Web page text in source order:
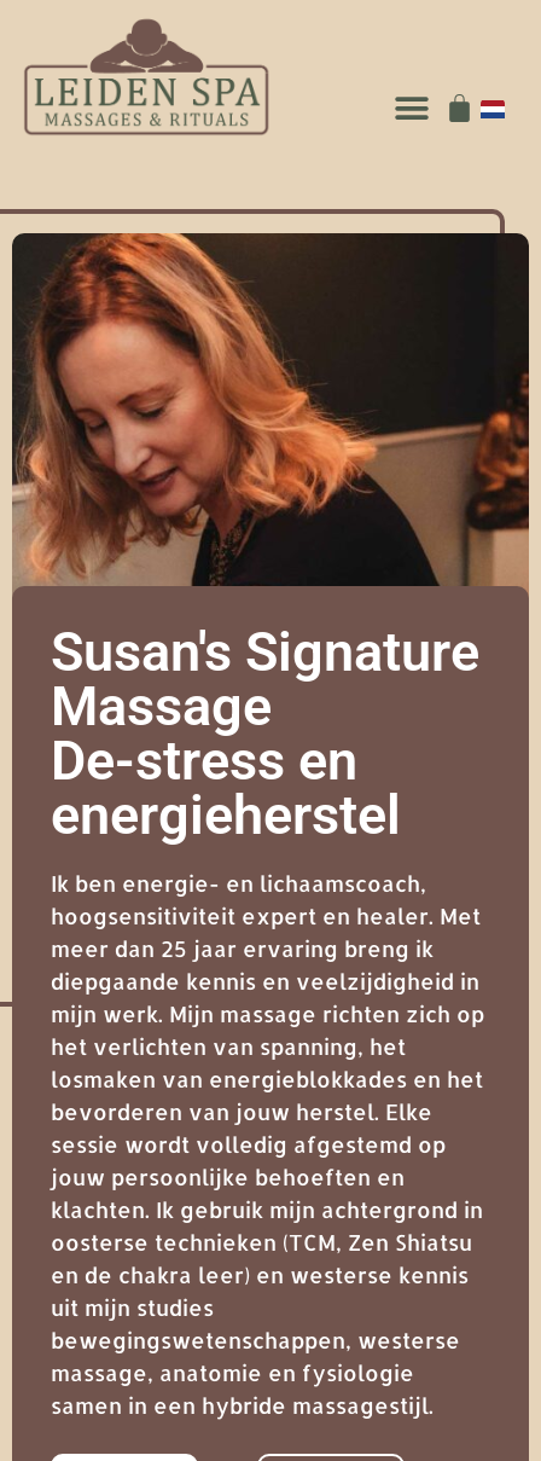
Susan's Signature
Massage
De-stress en
energieherstel
Ik ben energie- en lichaamscoach,
hoogsensitiviteit expert en healer. Met
meer dan 25 jaar ervaring breng ik
diepgaande kennis en veelzijdigheid in
mijn werk. Mijn massage richten zich op
het verlichten van spanning, het
losmaken van energieblokkades en het
bevorderen van jouw herstel. Elke
sessie wordt volledig afgestemd op
jouw persoonlijke behoeften en
klachten. Ik gebruik mijn achtergrond in
oosterse technieken (TCM, Zen Shiatsu
en de chakra leer) en westerse kennis
uit mijn studies
bewegingswetenschappen, westerse
massage, anatomie en fysiologie
samen in een hybride massagestijl.